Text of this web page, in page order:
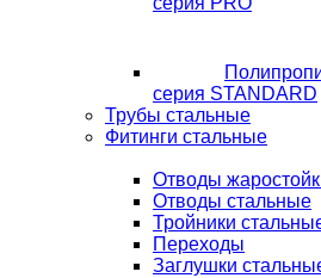
серия STANDARD
Трубы стальные
Фитинги стальные
Отводы
Отводы стальные
Тройники
Переходы
Заглушки